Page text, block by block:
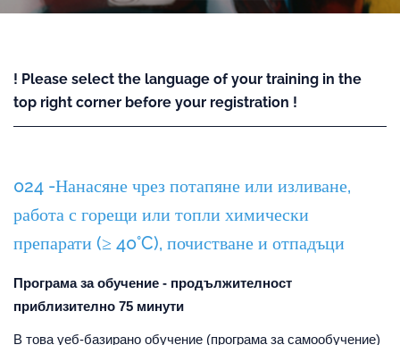
! Please select the language of your training in the
top right corner before your registration !
024 -Нанасяне чрез потапяне или изливане,
работа с горещи или топли химически
препарати (≥ 40°C), почистване и отпадъци
Програма за обучение - продължителност
приблизително 75 минути
В това уеб-базирано обучение (програма за самообучение)